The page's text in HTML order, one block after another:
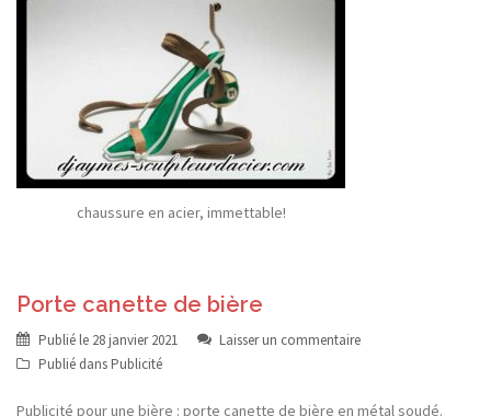
chaussure en acier, immettable!
Porte canette de bière
Publié le 28 janvier 2021
Laisser un commentaire
Publié dans Publicité
Publicité pour une bière : porte canette de bière en métal soudé.